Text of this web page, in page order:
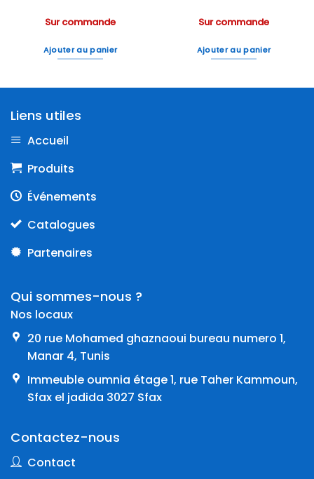
Sur commande
Ajouter au panier
Sur commande
Ajouter au panier
Liens utiles
Accueil
Produits
Événements
Catalogues
Partenaires
Qui sommes-nous ?
Nos locaux
20 rue Mohamed ghaznaoui bureau numero 1,
Manar 4, Tunis
Immeuble oumnia étage 1, rue Taher Kammoun,
Sfax el jadida 3027 Sfax
Contactez-nous
Contact